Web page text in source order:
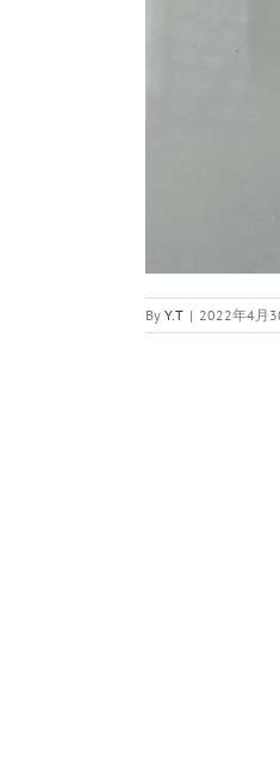
By Y.T | 2022年4月